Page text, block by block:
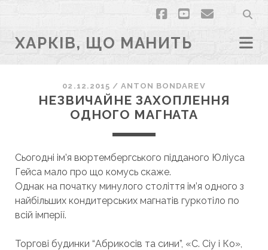
facebook
youtubeemail
ХАРКІВ, ЩО МАНИТЬ
02.12.2015 / ANTON BONDAREV
НЕЗВИЧАЙНЕ ЗАХОПЛЕННЯ
ОДНОГО МАГНАТА
Сьогодні ім’я вюртембергського підданого Юліуса
Гейса мало про що комусь скаже.
Однак на початку минулого століття ім’я одного з
найбільших кондитерських магнатів гуркотіло по
всій імперії.
Торгові будинки “Абрикосів та сини”, «С. Сіу і Ко»,